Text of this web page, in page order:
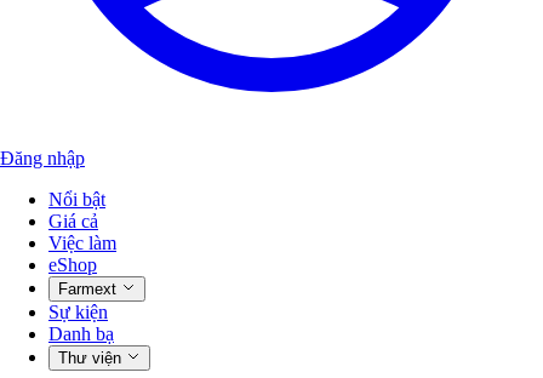
Đăng nhập
Nổi bật
Giá cả
Việc làm
eShop
Farmext
Sự kiện
Danh bạ
Thư viện